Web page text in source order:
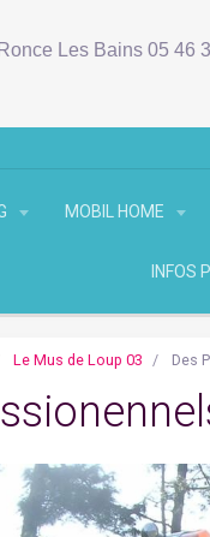
Les Bains 05 46
MOBIL HOME
INFOS
Le Mus de Loup 03 Des